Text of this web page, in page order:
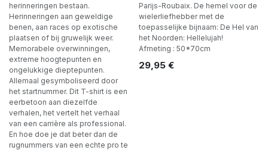
herinneringen bestaan.
Herinneringen aan geweldige
benen, aan races op exotische
plaatsen of bij gruwelijk weer.
Memorabele overwinningen,
extreme hoogtepunten en
ongelukkige dieptepunten.
Allemaal gesymboliseerd door
het startnummer. Dit T-shirt is een
eerbetoon aan diezelfde
verhalen, het vertelt het verhaal
van een carrière als professional.
En hoe doe je dat beter dan de
rugnummers van een echte pro te
Parijs-Roubaix. De hemel voor de
wielerliefhebber met de
toepasselijke bijnaam: De Hel van
het Noorden: Hellelujah!
Afmeting : 50*70cm
29,95€